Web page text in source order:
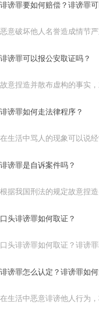
诽谤罪要如何赔偿？诽谤罪
恶意破坏他人名誉造成情节严
诽谤罪可以报公安取证吗？
故意捏造并散布虚构的事实，
诽谤罪如何走法律程序？
在生活中骂人的现象可以说经
诽谤罪是自诉案件吗？
根据我国刑法的规定故意捏造
口头诽谤罪如何取证？
口头诽谤罪如何取证？诽谤罪
诽谤罪怎么认定？诽谤罪如何
在生活中恶意诽谤他人行为，